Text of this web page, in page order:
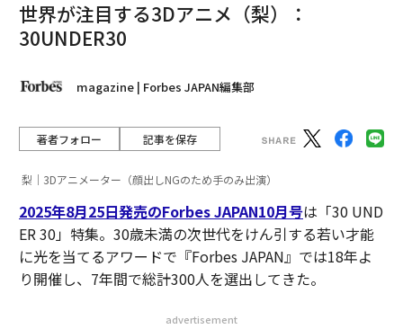
世界が注目する3Dアニメ（梨）：
30UNDER30
magazine | Forbes JAPAN編集部
著者フォロー 記事を保存
梨｜3Dアニメーター（顔出しNGのため手のみ出演）
2025年8月25日発売のForbes JAPAN10月号は「30 UND
ER 30」特集。30歳未満の次世代をけん引する若い才能
に光を当てるアワードで『Forbes JAPAN』では18年よ
り開催し、7年間で総計300人を選出してきた。
advertisement